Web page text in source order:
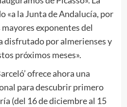
«a la Junta de Andalucía, por
exponentes del
disfrutado por almerienses y
próximos meses».
ofrece ahora una
para descubrir primero
(del 16 de diciembre al 15